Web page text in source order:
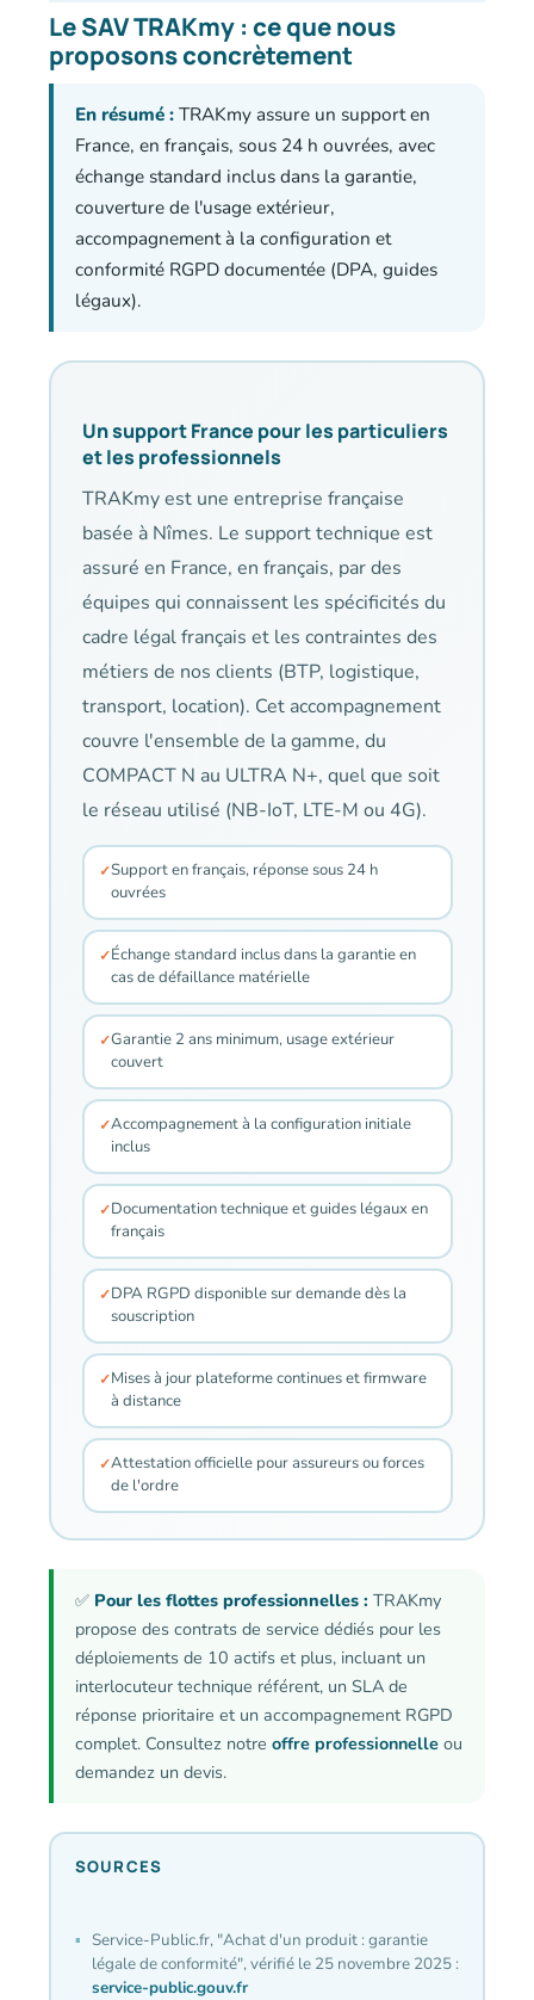
Le SAV TRAKmy : ce que nous
proposons concrètement
En résumé :TRAKmy assure un support en
France, en français, sous 24 h ouvrées, avec
échange standard inclus dans la garantie,
couverture de l'usage extérieur,
accompagnement à la configuration et
conformité RGPD documentée (DPA, guides
légaux).
Un support France pour les particuliers
et les professionnels
TRAKmy est une entreprise française
basée à Nîmes. Le support technique est
assuré en France, en français, par des
équipes qui connaissent les spécificités du
cadre légal français et les contraintes des
métiers de nos clients (BTP, logistique,
transport, location). Cet accompagnement
couvre l'ensemble de la gamme, du
COMPACT N au ULTRA N+, quel que soit
le réseau utilisé (NB-IoT, LTE-M ou 4G).
Support en français, réponse sous 24 h
ouvrées
Échange standard inclus dans la garantie en
cas de défaillance matérielle
Garantie 2 ans minimum, usage extérieur
couvert
Accompagnement à la configuration initiale
inclus
Documentation technique et guides légaux en
français
DPA RGPD disponible sur demande dès la
souscription
Mises à jour plateforme continues et firmware
à distance
Attestation officielle pour assureurs ou forces
de l'ordre
✅ Pour les flottes professionnelles : TRAKmy
propose des contrats de service dédiés pour les
déploiements de 10 actifs et plus, incluant un
interlocuteur technique référent, un SLA de
réponse prioritaire et un accompagnement RGPD
complet. Consultez notre offre professionnelle ou
demandez un devis.
SOURCES
Service-Public.fr, "Achat d'un produit : garantie
légale de conformité", vérifié le 25 novembre 2025 :
service-public.gouv.fr